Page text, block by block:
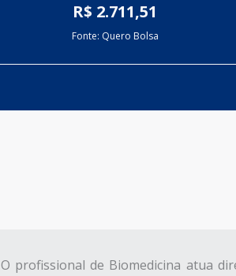
R$ 2.711,51
Fonte: Quero Bolsa
O profissional de Biomedicina atua